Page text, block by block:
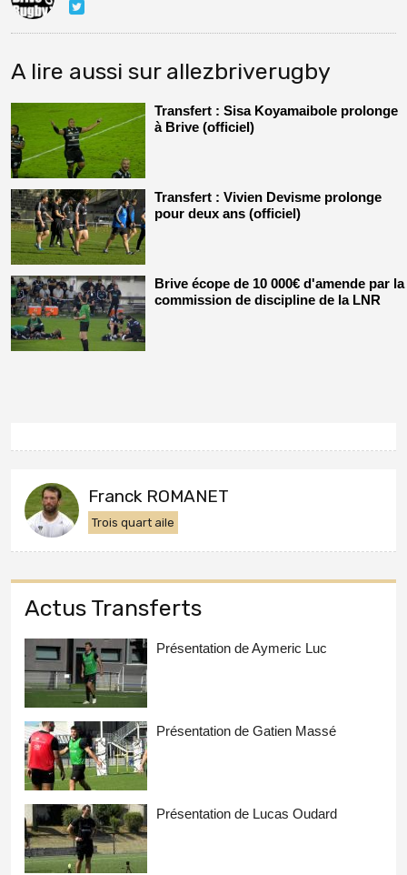
A lire aussi sur allezbriverugby
Transfert : Sisa Koyamaibole prolonge
à Brive (officiel)
Transfert : Vivien Devisme prolonge
pour deux ans (officiel)
Brive écope de 10 000€ d'amende par la
commission de discipline de la LNR
Franck ROMANET
Trois quart aile
Actus Transferts
Présentation de Aymeric Luc
Présentation de Gatien Massé
Présentation de Lucas Oudard